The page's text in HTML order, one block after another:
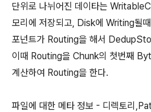
단위로 나뉘어진 데이타는
모리에 저장되고, Disk에 Writing될
포넌트가 Routing을 해서
이때 Routing을 Chunk의 첫번째
계산하여 Routing을 한다.
파일에 대한 메타 정보 - 디렉토리